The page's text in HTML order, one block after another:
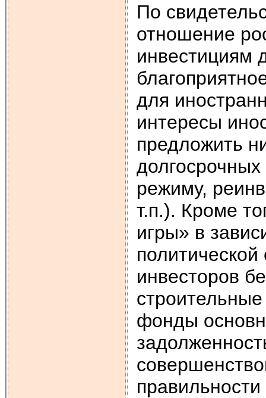
По
отношение
инвестициям
для
интересы
предложить
режиму,
т.п.). Кроме
игры» в
инвесторов
фонды